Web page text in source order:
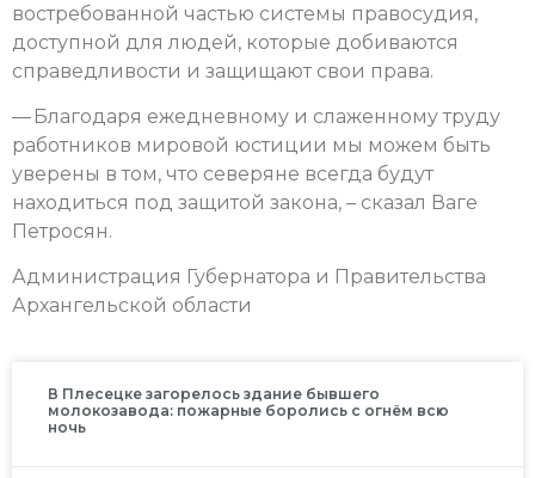
востребованной частью системы правосудия,
доступной для людей, которые добиваются
справедливости и защищают свои права.
— Благодаря ежедневному и слаженному труду
работников мировой юстиции мы можем быть
уверены в том, что северяне всегда будут
находиться под защитой закона, – сказал Ваге
Петросян.
Администрация Губернатора и Правительства
Архангельской области
В Плесецке загорелось здание бывшего
молокозавода: пожарные боролись с огнём всю
ночь